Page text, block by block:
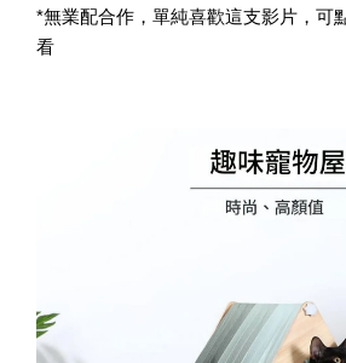
NT$ 370
NT$ 390
*無業配合作，單純喜歡這支影片，可
看